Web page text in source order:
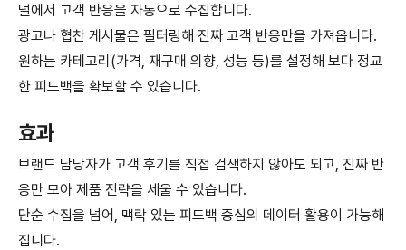
널에서 고객 반응을 자동으로 수집합니다.
광고나 협찬 게시물은 필터링해 진짜 고객 반응만을 가져옵니다.
원하는 카테고리(가격, 재구매 의향, 성능 등)를 설정해 보다 정교
한 피드백을 확보할 수 있습니다.
효과
브랜드 담당자가 고객 후기를 직접 검색하지 않아도 되고, 진짜 반
응만 모아 제품 전략을 세울 수 있습니다.
단순 수집을 넘어, 맥락 있는 피드백 중심의 데이터 활용이 가능해
집니다.